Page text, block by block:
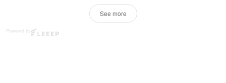
いつものおうちも誕生日は
魔法にかかったみたいに特別な空
新店舗オープンおめでとうござい
ます🎈
ユーカリグリーンとゴールドで大
人っぽく
See more
Powered by